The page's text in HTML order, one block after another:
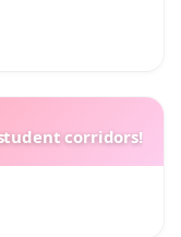
corridors!